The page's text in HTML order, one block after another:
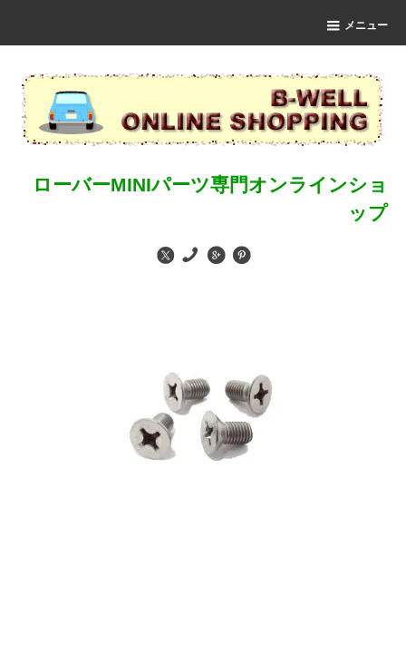
メニュー
ローバーMINIパーツ専門オンラインショ
ップ